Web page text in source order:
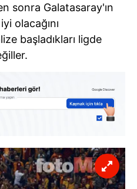
sonra Galatasaray'ın
olacağını
başladıkları ligde